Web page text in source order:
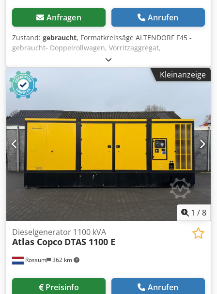
Anfragen Anrufen
Zustand: gebraucht, Formatkreissäge ALTENDORF F45 -
gebraucht- Doppelrollwagen, Vorritzaggregat,
Parallelanschlag mit Feineinstellung, Auslegertisch,
hydraulische Höhenverstellung, hydraulische
Schwenkverstellung, Digitale Anzeige des Schwenkwinkels,
Drehzahlanzeige, Tischverlängerung Aluminium eloxiert,
Tischverbreiterung Aluminium eloxiert, Winkel-
Gehrungsanschlag, Oberschutzhaube schmal und breit,
automatische Bremse, staubgeprüft ----- Technische Daten
----- Chodow Nx A Iopfx Aayea Schwenkbereich: 45 °,
Wagenlänge: 3.200 mm, Schnittbreite: 1.300 mm,
Schnitthöhe: 125 mm, max. Sägeblatt Ø: 400 mm,
Geschwindigkeiten: 3.000/4.000/5.000/6.000 U/min.,
Motorleistung: 5,5 kW, Gewicht: 1040 kg
Kleinanzeige
1 /8
Rossum 362 km
Dieselgenerator 1100 kVA
Atlas Copco DTAS 1100 E
Preisinfo Anrufen